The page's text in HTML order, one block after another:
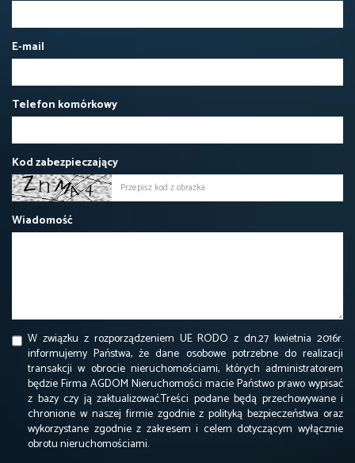
E-mail
Telefon komórkowy
Kod zabezpieczający
Wiadomość
W związku z rozporządzeniem UE RODO z dn.27 kwietnia 2016r.
informujemy Państwa, że dane osobowe potrzebne do realizacji
transakcji w obrocie nieruchomościami, których administratorem
będzie Firma AGDOM Nieruchomości macie Państwo prawo wypisać
z bazy czy ją zaktualizować.Treści podane będą przechowywane i
chronione w naszej firmie zgodnie z polityką bezpieczeństwa oraz
wykorzystane zgodnie z zakresem i celem dotyczącym wyłącznie
obrotu nieruchomościami.